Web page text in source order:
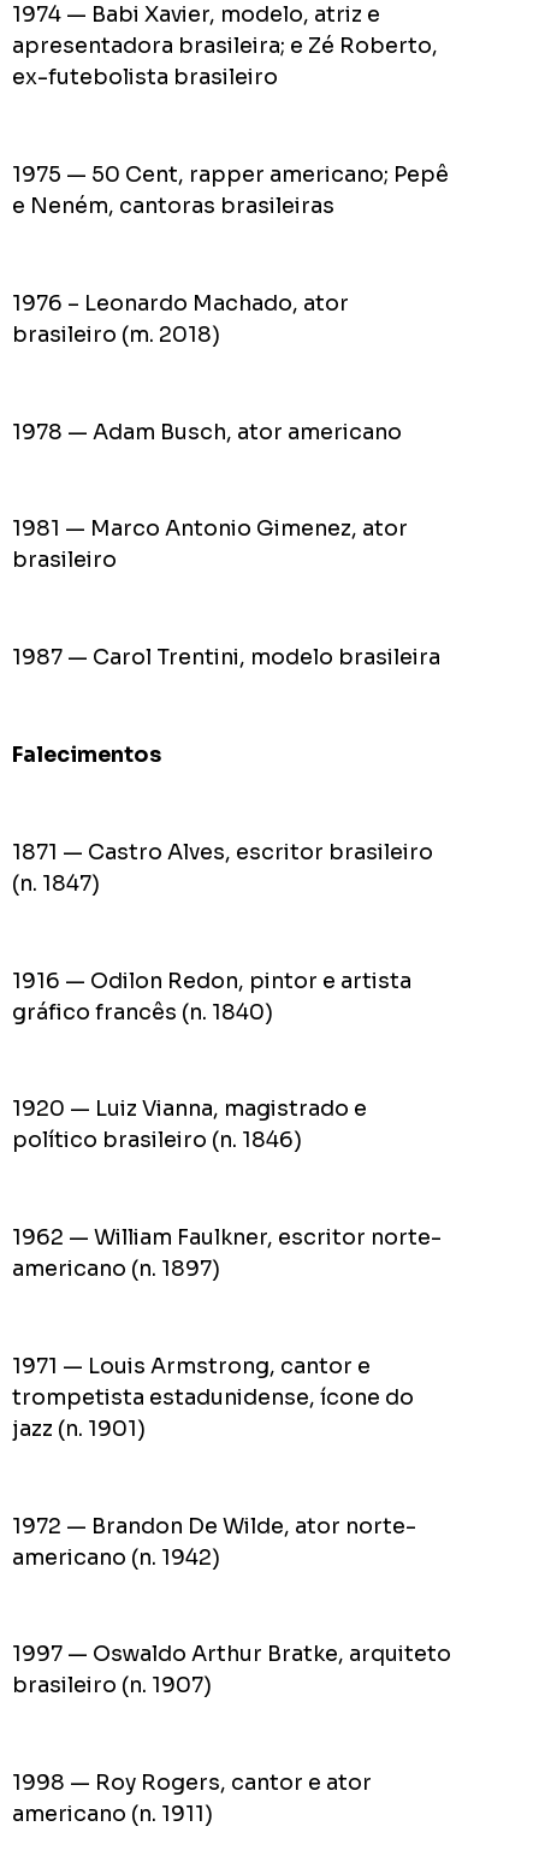
1974 — Babi Xavier, modelo, atriz e
apresentadora brasileira; e Zé Roberto,
ex-futebolista brasileiro
1975 — 50 Cent, rapper americano; Pepê
e Neném, cantoras brasileiras
1976 – Leonardo Machado, ator
brasileiro (m. 2018)
1978 — Adam Busch, ator americano
1981 — Marco Antonio Gimenez, ator
brasileiro
1987 — Carol Trentini, modelo brasileira
Falecimentos
1871 — Castro Alves, escritor brasileiro
(n. 1847)
1916 — Odilon Redon, pintor e artista
gráfico francês (n. 1840)
1920 — Luiz Vianna, magistrado e
político brasileiro (n. 1846)
1962 — William Faulkner, escritor norte-
americano (n. 1897)
1971 — Louis Armstrong, cantor e
trompetista estadunidense, ícone do
jazz (n. 1901)
1972 — Brandon De Wilde, ator norte-
americano (n. 1942)
1997 — Oswaldo Arthur Bratke, arquiteto
brasileiro (n. 1907)
1998 — Roy Rogers, cantor e ator
americano (n. 1911)